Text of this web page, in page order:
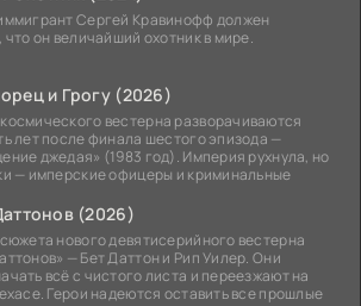
Сергей Кравинофф должен
что он величайший охотник в мире.
и Грогу (2026)
вестерна разворачиваются
лет после финала шестого эпизода —
джедая» (1983 год). Империя рухнула, но
— имперские офицеры и криминальные
(2026)
нового девятисерийного вестерна
— Бет Даттон и Рип Уилер. Они
всё с чистого листа и переезжают на
Герои надеются оставить все прошлые